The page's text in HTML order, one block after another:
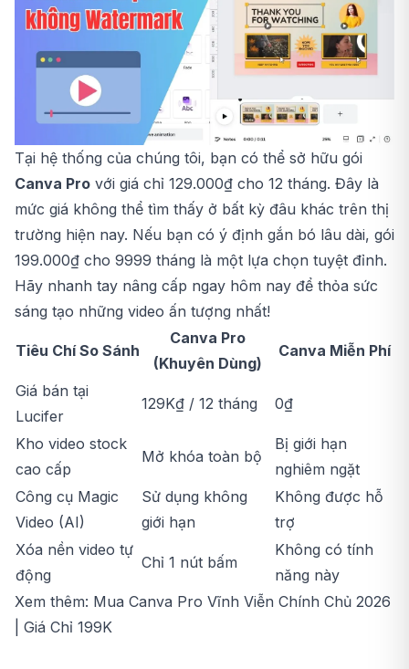
Tại hệ thống của chúng tôi, bạn có thể sở hữu gói
Canva Pro với giá chỉ 129.000₫ cho 12 tháng. Đây là
mức giá không thể tìm thấy ở bất kỳ đâu khác trên thị
trường hiện nay. Nếu bạn có ý định gắn bó lâu dài, gói
199.000₫ cho 9999 tháng là một lựa chọn tuyệt đỉnh.
Hãy nhanh tay nâng cấp ngay hôm nay để thỏa sức
sáng tạo những video ấn tượng nhất!
Tiêu Chí So Sánh
Canva Pro
(Khuyên Dùng)
Canva Miễn Phí
Giá bán tại
Lucifer
129K₫ / 12 tháng 0₫
Kho video stock
cao cấp
Mở khóa toàn bộ
Bị giới hạn
nghiêm ngặt
Công cụ Magic
Video (AI)
Sử dụng không
giới hạn
Không được hỗ
trợ
Xóa nền video tự
động
Chỉ 1 nút bấm
Không có tính
năng này
Xem thêm: Mua Canva Pro Vĩnh Viễn Chính Chủ 2026
| Giá Chỉ 199K